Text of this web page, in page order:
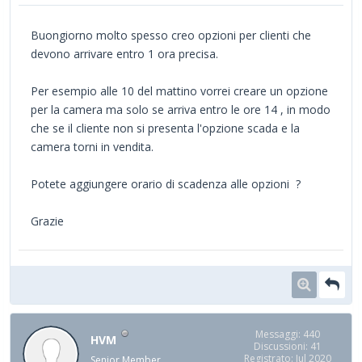
Buongiorno molto spesso creo opzioni per clienti che
devono arrivare entro 1 ora precisa.
Per esempio alle 10 del mattino vorrei creare un opzione
per la camera ma solo se arriva entro le ore 14 , in modo
che se il cliente non si presenta l'opzione scada e la
camera torni in vendita.
Potete aggiungere orario di scadenza alle opzioni ?
Grazie
HVM
Messaggi: 440
Discussioni: 41
Registrato: Jul 2020